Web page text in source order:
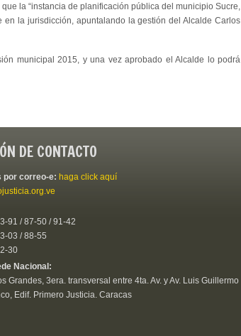
la “instancia de planificación pública del municipio Sucre,
la jurisdicción, apuntalando la gestión del Alcalde Carlos
municipal 2015, y una vez aprobado el Alcalde lo podrá
DE CONTACTO
por correo-e: haga click aquí
91 / 87-50 / 91-42
03 / 88-55
30
Nacional:
Grandes, 3era. transversal entre 4ta. Av. y Av. Luis Guillermo
Edif. Primero Justicia. Caracas